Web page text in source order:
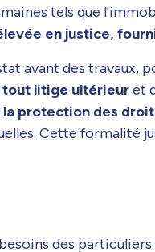
tels que
en justice,
avant des travaux,
litige ultérieuret
protection des
Cette formalité
des